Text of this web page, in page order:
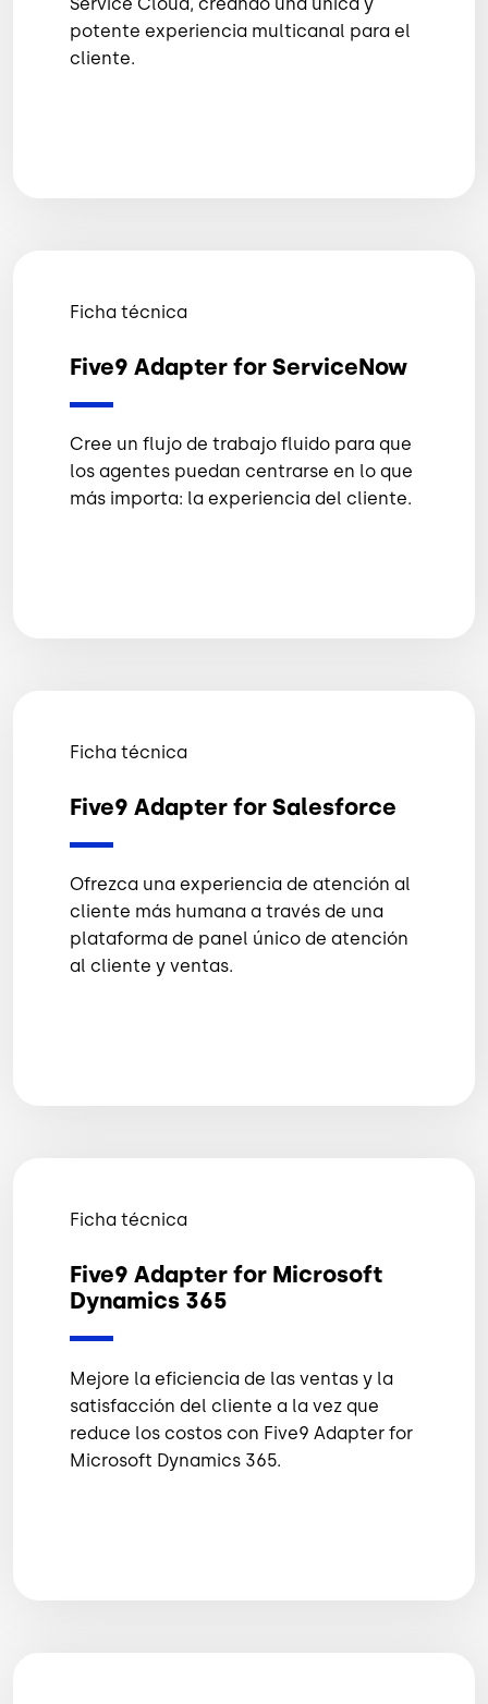
potente experiencia multicanal para el
cliente.
Ficha técnica
Five9 Adapter for ServiceNow
Cree un flujo de trabajo fluido para que
los agentes puedan centrarse en lo que
más importa: la experiencia del cliente.
Ficha técnica
Five9 Adapter for Salesforce
Ofrezca una experiencia de atención al
cliente más humana a través de una
plataforma de panel único de atención
al cliente y ventas.
Ficha técnica
Five9 Adapter for Microsoft
Dynamics 365
Mejore la eficiencia de las ventas y la
satisfacción del cliente a la vez que
reduce los costos con Five9 Adapter for
Microsoft Dynamics 365.